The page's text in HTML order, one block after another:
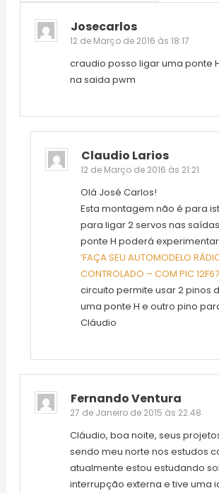
de
comentários
Josecarlos
12 de Março de 2016 às 18:17
craudio posso ligar uma ponte
na saida pwm
Claudio Larios
12 de Março de 2016 às 21:21
Olá José Carlos!
Esta montagem não é para
para ligar 2 servos nas
ponte H poderá
‘FAÇA SEU AUTOMODELO
CONTROLADO – COM PIC
circuito permite usar 2 pinos
uma ponte H e outro pino
Cláudio
Fernando Ventura
27 de Janeiro de 2015 às 22:48
Cláudio, boa noite, seus
sendo meu norte nos estudos
atualmente estou estudando
interrupção externa e tive uma